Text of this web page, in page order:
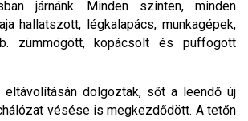
járnánk. Minden szinten, minden
hallatszott, légkalapács, munkagépek,
zümmögött, kopácsolt és puffogott
eltávolításán dolgoztak, sőt a leendő új
vésése is megkezdődött. A tetőn